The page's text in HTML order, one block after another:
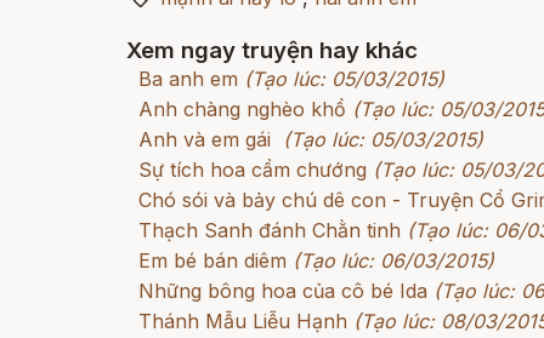
Xem ngay truyện hay khác
Ba anh em (Tạo lúc: 05/03/2015)
Anh chàng nghèo khổ (Tạo lúc: 05/03/
Anh và em gái
(Tạo lúc: 05/03/2015)
Sự tích hoa cẩm chướng (Tạo lúc: 05/03/
Chó sói và bảy chú dê con - Truyện Cổ
Thạch Sanh đánh Chằn tinh (Tạo lúc: 06/
Em bé bán diêm (Tạo lúc: 06/03/2015)
Những bông hoa của cô bé Ida (Tạo lúc:
Thánh Mẫu Liễu Hạnh (Tạo lúc: 08/03/